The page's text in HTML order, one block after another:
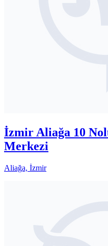
İzmir Aliağa 10
Merkezi
Aliağa, İzmir